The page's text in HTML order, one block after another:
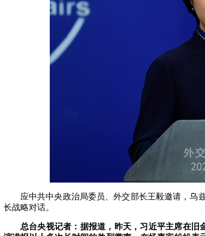
应中共中央政治局委员、外交部长王毅邀请，乌
长战略对话。
总台央视记者：据报道，昨天，习近平主席在